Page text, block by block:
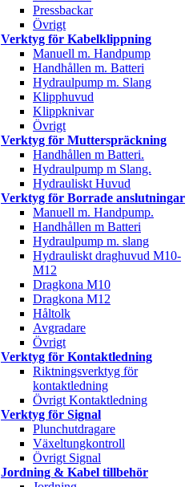
Pressbackar
Övrigt
Verktyg för Kabelklippning
Manuell m. Handpump
Handhållen m. Batteri
Hydraulpump m. Slang
Klipphuvud
Klippknivar
Övrigt
Verktyg för Mutterspräckning
Handhållen m Batteri.
Hydraulpump m Slang.
Hydrauliskt Huvud
Verktyg för Borrade anslutningar
Manuell m. Handpump.
Handhållen m Batteri
Hydraulpump m. slang
Hydrauliskt draghuvud M10-
M12
Dragkona M10
Dragkona M12
Håltolk
Avgradare
Övrigt
Verktyg för Kontaktledning
Riktningsverktyg för
kontaktledning
Övrigt Kontaktledning
Verktyg för Signal
Plunchutdragare
Växeltungkontroll
Övrigt Signal
Jordning & Kabel tillbehör